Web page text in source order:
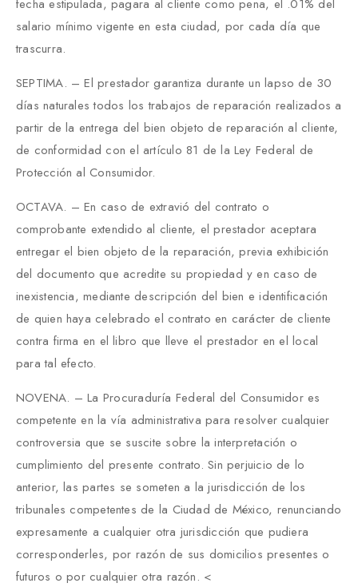
fecha estipulada, pagara al cliente como pena, el .01% del
salario mínimo vigente en esta ciudad, por cada día que
trascurra.
SEPTIMA. – El prestador garantiza durante un lapso de 30
días naturales todos los trabajos de reparación realizados a
partir de la entrega del bien objeto de reparación al cliente,
de conformidad con el artículo 81 de la Ley Federal de
Protección al Consumidor.
OCTAVA. – En caso de extravió del contrato o
comprobante extendido al cliente, el prestador aceptara
entregar el bien objeto de la reparación, previa exhibición
del documento que acredite su propiedad y en caso de
inexistencia, mediante descripción del bien e identificación
de quien haya celebrado el contrato en carácter de cliente
contra firma en el libro que lleve el prestador en el local
para tal efecto.
NOVENA. – La Procuraduría Federal del Consumidor es
competente en la vía administrativa para resolver cualquier
controversia que se suscite sobre la interpretación o
cumplimiento del presente contrato. Sin perjuicio de lo
anterior, las partes se someten a la jurisdicción de los
tribunales competentes de la Ciudad de México, renunciando
expresamente a cualquier otra jurisdicción que pudiera
corresponderles, por razón de sus domicilios presentes o
futuros o por cualquier otra razón. <